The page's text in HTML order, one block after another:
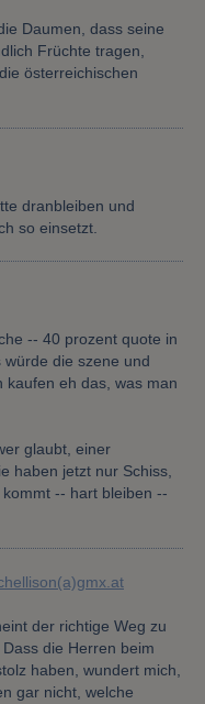
Daumen, dass seine
Früchte tragen,
österreichischen
dranbleiben und
so einsetzt.
-- 40 prozent quote in
die szene und
eh das, was man
glaubt, einer
haben jetzt nur Schiss,
-- hart bleiben --
der richtige Weg zu
die Herren beim
haben, wundert mich,
gar nicht, welche